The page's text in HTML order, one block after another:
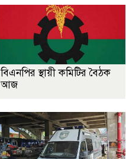
বিএনপির স্থায়ী কমিটির বৈঠক
আজ